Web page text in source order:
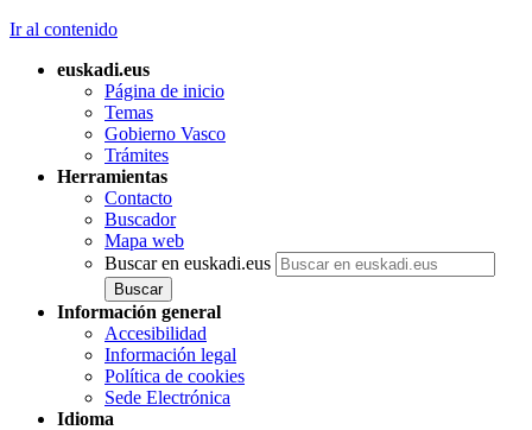
Ir al contenido
euskadi.eus
Página de inicio
Temas
Gobierno Vasco
Trámites
Herramientas
Contacto
Buscador
Mapa web
Buscar en euskadi.eus
Información general
Accesibilidad
Información legal
Política de cookies
Sede Electrónica
Idioma